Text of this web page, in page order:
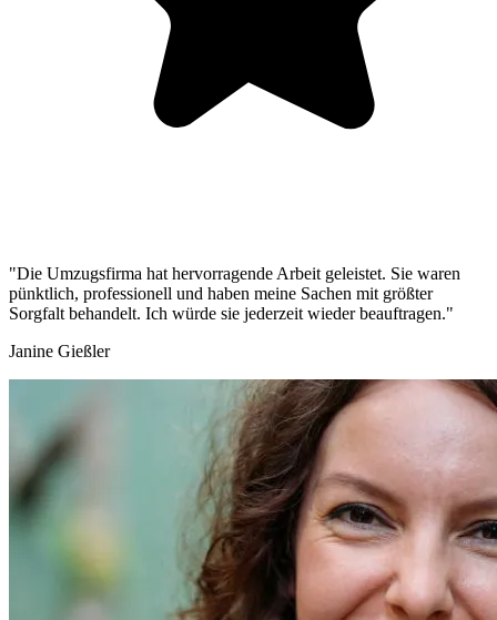
"Die Umzugsfirma hat hervorragende Arbeit geleistet. Sie waren
pünktlich, professionell und haben meine Sachen mit größter
Sorgfalt behandelt. Ich würde sie jederzeit wieder beauftragen."
Janine Gießler